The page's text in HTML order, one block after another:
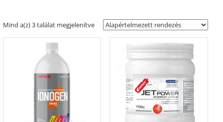
Mind a(z) 3 találat megjelenítve